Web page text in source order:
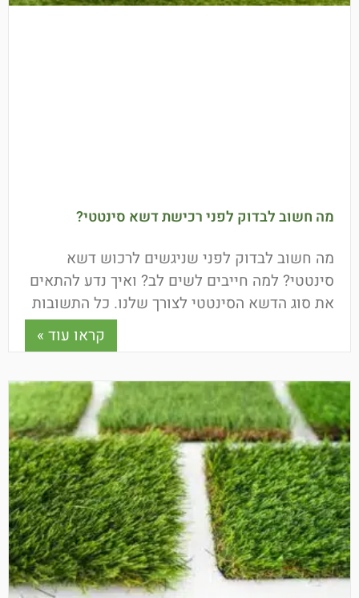
מה חשוב לבדוק לפני רכישת דשא סינטטי?
מה חשוב לבדוק לפני שניגשים לרכוש דשא
סינטטי? למה חייבים לשים לב? ואיך נדע להתאים
את סוג הדשא הסינטטי לצורך שלנו. כל התשובות
קראו עוד »